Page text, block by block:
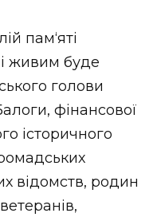
пам‘яті
живим буде
голови
фінансової
історичного
відомств, родин